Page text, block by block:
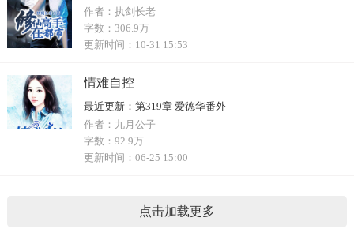
作者： 执剑长老
字数： 306.9万
更新时间： 10-31 15:53
情难自控
最近更新： 第319章 爱德华番外
作者： 九月公子
字数： 92.9万
更新时间： 06-25 15:00
点击加载更多